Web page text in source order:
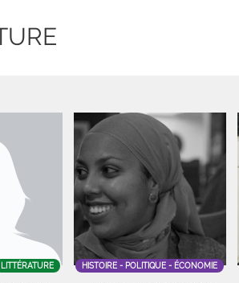
LITTÉRATURE HISTOIRE - POLITIQUE - ÉCONOMIE